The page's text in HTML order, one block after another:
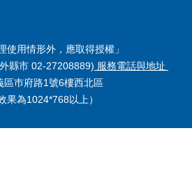
使用情形外，應取得授權」
縣市 02-27208889) 服務電話與地址
巿府路1號6樓西北區
果為1024*768以上）